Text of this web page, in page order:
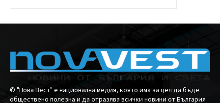
© "Нова Вест" е национална медия, която има за цел да бъде
обществено полезна и да отразява всички новини от България